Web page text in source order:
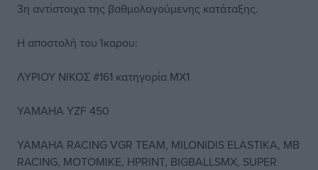
3η αντίστοιχα της βαθμολογούμενης κατάταξης.
Η αποστολή του Ίκαρου:
ΛΥΡΙΟΥ ΝΙΚΟΣ #161 κατηγορία ΜΧ1
YAMAHA YZF 450
YAMAHA RACING VGR TEAM, MILONIDIS ELASTIKA, MB
RACING, MOTOMIKE, HPRINT, BIGBALLSMX, SUPER